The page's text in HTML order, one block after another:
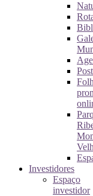
Investidores
Espaço
investidor